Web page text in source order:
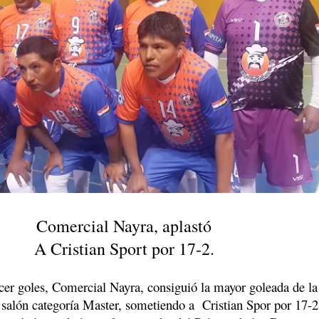
Comercial Nayra, aplastó
A Cristian Sport por 17-2.
goles, Comercial Nayra, consiguió la mayor goleada de la
categoría Master, sometiendo a Cristian Spor por 17-